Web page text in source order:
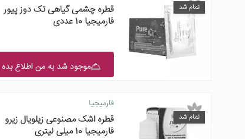
تمام شد
قطره چشمی گیاهی تک دوز پیور
فارمیجیا 10 عددی
موجود شد به من اطلاع بده
تمام شد
فارمیجیا
قطره اشک مصنوعی زیلویال زیرو
فارمیجیا 10 میلی لیتری